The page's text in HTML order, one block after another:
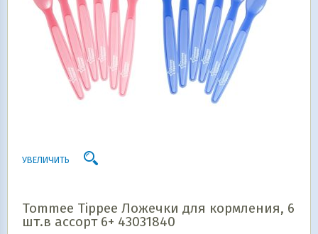
УВЕЛИЧИТЬ
Tommee Tippee Ложечки для кормления, 6
шт.в ассорт 6+ 43031840